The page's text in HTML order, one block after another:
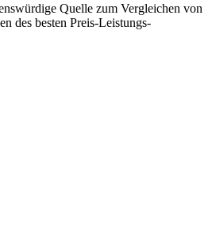
Quelle zum Vergleichen von
des besten Preis-Leistungs-